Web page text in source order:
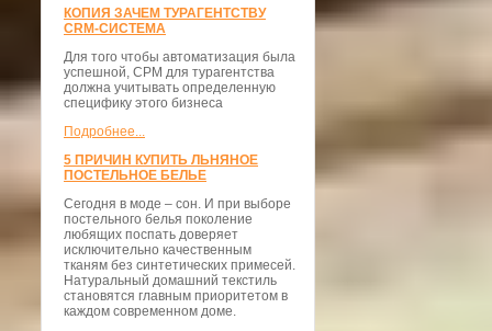
КОПИЯ ЗАЧЕМ ТУРАГЕНТСТВУ
CRM-СИСТЕМА
Для того чтобы автоматизация была
успешной, СРМ для турагентства
должна учитывать определенную
специфику этого бизнеса
Подробнее...
5 ПРИЧИН КУПИТЬ ЛЬНЯНОЕ
ПОСТЕЛЬНОЕ БЕЛЬЕ
Сегодня в моде – сон. И при выборе
постельного белья поколение
любящих поспать доверяет
исключительно качественным
тканям без синтетических примесей.
Натуральный домашний текстиль
становятся главным приоритетом в
каждом современном доме.